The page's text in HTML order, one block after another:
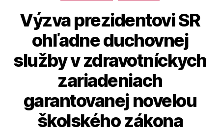
Výzva prezidentovi SR
ohľadne duchovnej
služby v zdravotníckych
zariadeniach
garantovanej novelou
školského zákona